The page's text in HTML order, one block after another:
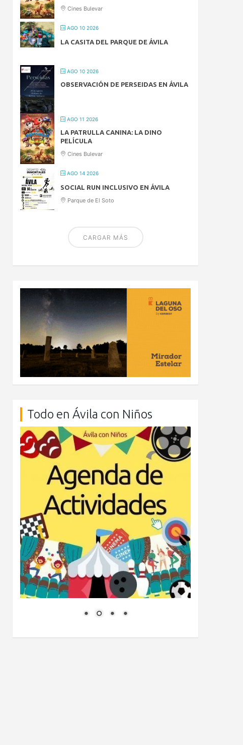
Cines Bulevar
AGO 10 2026
LA CASITA DEL PARQUE DE ÁVILA
AGO 10 2026
OBSERVACIÓN DE PERSEIDAS EN ÁVILA
AGO 11 2026
LA PATRULLA CANINA: LA DINO
PELÍCULA
Cines Bulevar
AGO 14 2026
SOCIAL RUN INCLUSIVO EN ÁVILA
Parque de El Soto
CARGAR MÁS
Todo en Ávila con Niños